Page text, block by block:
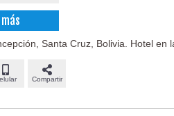
Santa Cruz, Bolivia. Hotel en
Compartir